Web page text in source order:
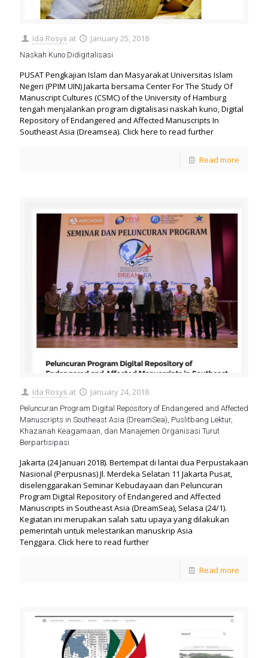
Ida Rosyii at January 25, 2018
Naskah Kuno Didigitalisasi
PUSAT Pengkajian Islam dan Masyarakat Universitas Islam
Negeri (PPIM UIN) Jakarta bersama Center For The Study Of
Manuscript Cultures (CSMC) of the University of Hamburg
tengah menjalankan program digitalisasi naskah kuno, Digital
Repository of Endangered and Affected Manuscripts In
Southeast Asia (Dreamsea). Click here to read further
Read more
Ida Rosyii at January 24, 2018
Peluncuran Program Digital Repository of Endangered and Affected
Manuscripts in Southeast Asia (DreamSea), Puslitbang Lektur,
Khazanah Keagamaan, dan Manajemen Organisasi Turut
Berpartisipasi
Jakarta (24 Januari 2018). Bertempat di lantai dua Perpustakaan
Nasional (Perpusnas) Jl. Merdeka Selatan 11 Jakarta Pusat,
diselenggarakan Seminar Kebudayaan dan Peluncuran
Program Digital Repository of Endangered and Affected
Manuscripts in Southeast Asia (DreamSea), Selasa (24/1).
Kegiatan ini merupakan salah satu upaya yang dilakukan
pemerintah untuk melestarikan manuskrip Asia
Tenggara. Click here to read further
Read more